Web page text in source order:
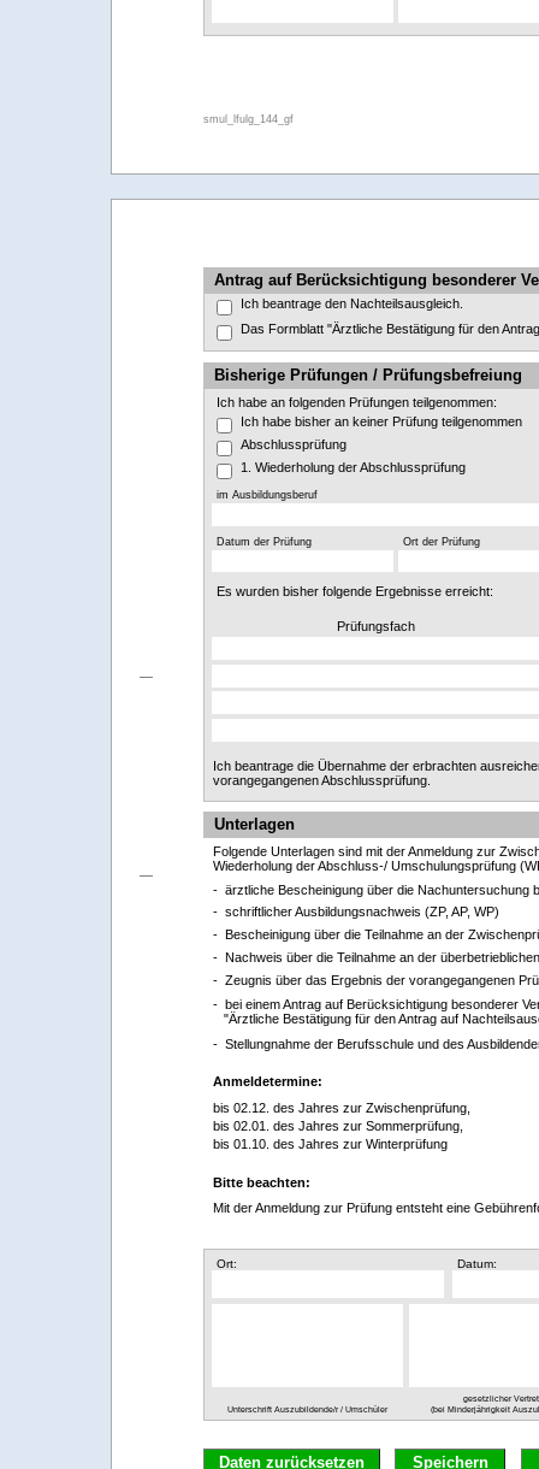
smul_lfulg_144_gf
Unterlagen
Folgende Unterlagen sind mit der Anmeldung zur
Wiederholung der Abschluss-/ Umschulungsprüfung
- schriftlicher Ausbildungsnachweis (ZP, AP, WP)
- ärztliche Bescheinigung über die Nachuntersuchung
- Bescheinigung über die Teilnahme an der
- Nachweis über die Teilnahme an der
- Zeugnis über das Ergebnis der vorangegangenen
Anmeldetermine:
Bisherige Prüfungen / Prüfungsbefreiung
Ich habe an folgenden Prüfungen teilgenommen:
Datum der Prüfung Ort der Prüfung
im Ausbildungsberuf
Es wurden bisher folgende Ergebnisse erreicht:
Prüfungsfach
Ich beantrage die Übernahme der erbrachten
vorangegangenen Abschlussprüfung.
Antrag auf Berücksichtigung besonderer
Ort: Datum:
Unterschrift Auszubildende/r / Umschüler
- bei einem Antrag auf Berücksichtigung besonderer
"Ärztliche Bestätigung für den Antrag auf
gesetzlicher
(bei Minderjährigkeit
- Stellungnahme der Berufsschule und des
bis 02.12. des Jahres zur Zwischenprüfung,
bis 02.01. des Jahres zur Sommerprüfung,
bis 01.10. des Jahres zur Winterprüfung
Bitte beachten:
Mit der Anmeldung zur Prüfung entsteht eine
Das Formblatt "Ärztliche Bestätigung für den
Ich habe bisher an keiner Prüfung teilgenommen
Abschlussprüfung
1. Wiederholung der Abschlussprüfung
Daten zurücksetzen
Ich beantrage den Nachteilsausgleich.
Speichern